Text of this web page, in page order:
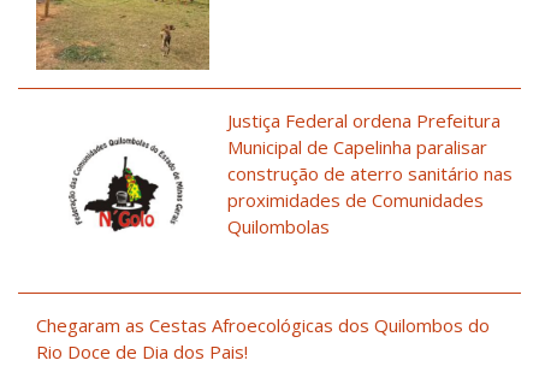
Justiça Federal ordena Prefeitura
Municipal de Capelinha paralisar
construção de aterro sanitário nas
proximidades de Comunidades
Quilombolas
Chegaram as Cestas Afroecológicas dos Quilombos do
Rio Doce de Dia dos Pais!